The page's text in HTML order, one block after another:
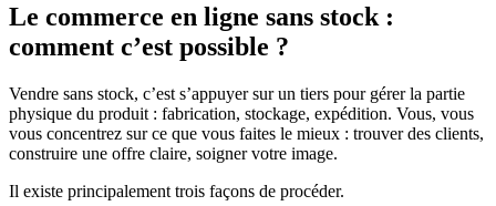
Le commerce en ligne sans stock :
comment c’est possible ?
Vendre sans stock, c’est s’appuyer sur un tiers pour gérer la partie
physique du produit : fabrication, stockage, expédition. Vous, vous
vous concentrez sur ce que vous faites le mieux : trouver des clients,
construire une offre claire, soigner votre image.
Il existe principalement trois façons de procéder.